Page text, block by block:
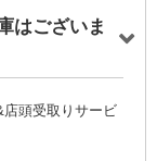
はございま
頭受取りサービ